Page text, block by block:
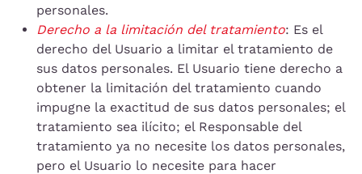
personales.
Derecho a la limitación del tratamiento: Es el
derecho del Usuario a limitar el tratamiento de
sus datos personales. El Usuario tiene derecho a
obtener la limitación del tratamiento cuando
impugne la exactitud de sus datos personales; el
tratamiento sea ilícito; el Responsable del
tratamiento ya no necesite los datos personales,
pero el Usuario lo necesite para hacer